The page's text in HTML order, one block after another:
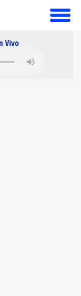
toggle
Vivo